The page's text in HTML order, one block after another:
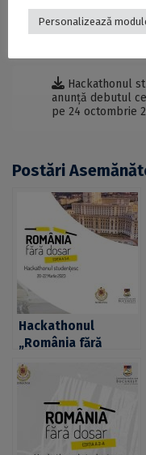
SECŢIUNE
PERSOANELE
Hackathonul
anunță debutul
pe 24 octombrie
Postări
Hackathonul
„România fără
studenți din toată
platformă
centralizată de
programare și
Personalizează